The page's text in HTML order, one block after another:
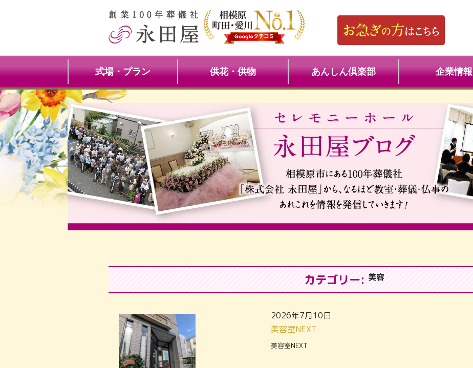
式場・プラン 供花・供物 あんしん倶楽部 企業情報
カテゴリー: 美容
2026年7月10日
美容室NEXT
美容室NEXT